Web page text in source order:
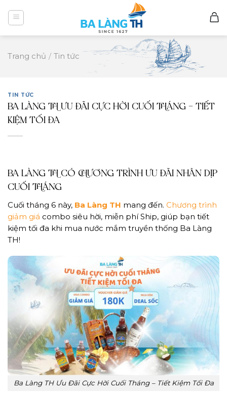
content
Trang chủ / Tin tức
TIN TỨC
BA LÀNG TH ƯU ĐÃI CỰC HỜI CUỐI THÁNG – TIẾT
KIỆM TỐI ĐA
BA LÀNG TH CÓ CHƯƠNG TRÌNH ƯU ĐÃI NHÂN DỊP
CUỐI THÁNG
Cuối tháng 6 này, Ba Làng TH mang đến. Chương trình
giảm giá combo siêu hời, miễn phí Ship, giúp bạn tiết
kiệm tối đa khi mua nước mắm truyền thống Ba Làng
TH!
Ba Làng TH Ưu Đãi Cực Hời Cuối Tháng – Tiết Kiệm Tối Đa